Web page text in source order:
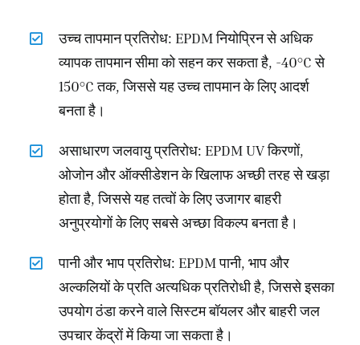
उच्च तापमान प्रतिरोध: EPDM नियोप्रिन से अधिक
व्यापक तापमान सीमा को सहन कर सकता है, -40°C से
150°C तक, जिससे यह उच्च तापमान के लिए आदर्श
बनता है।
असाधारण जलवायु प्रतिरोध: EPDM UV किरणों,
ओजोन और ऑक्सीडेशन के खिलाफ अच्छी तरह से खड़ा
होता है, जिससे यह तत्वों के लिए उजागर बाहरी
अनुप्रयोगों के लिए सबसे अच्छा विकल्प बनता है।
पानी और भाप प्रतिरोध: EPDM पानी, भाप और
अल्कलियों के प्रति अत्यधिक प्रतिरोधी है, जिससे इसका
उपयोग ठंडा करने वाले सिस्टम बॉयलर और बाहरी जल
उपचार केंद्रों में किया जा सकता है।